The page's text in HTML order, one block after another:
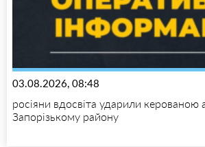
03.08.2026, 08:48
росіяни вдосвіта ударили керованою
Запорізькому району